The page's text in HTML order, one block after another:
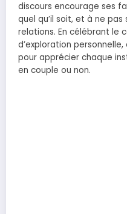
discours encourage ses
quel qu’il soit, et à ne
relations. En célébrant le
d’exploration
pour apprécier chaque
en couple ou non.